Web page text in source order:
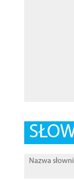
Nazwa